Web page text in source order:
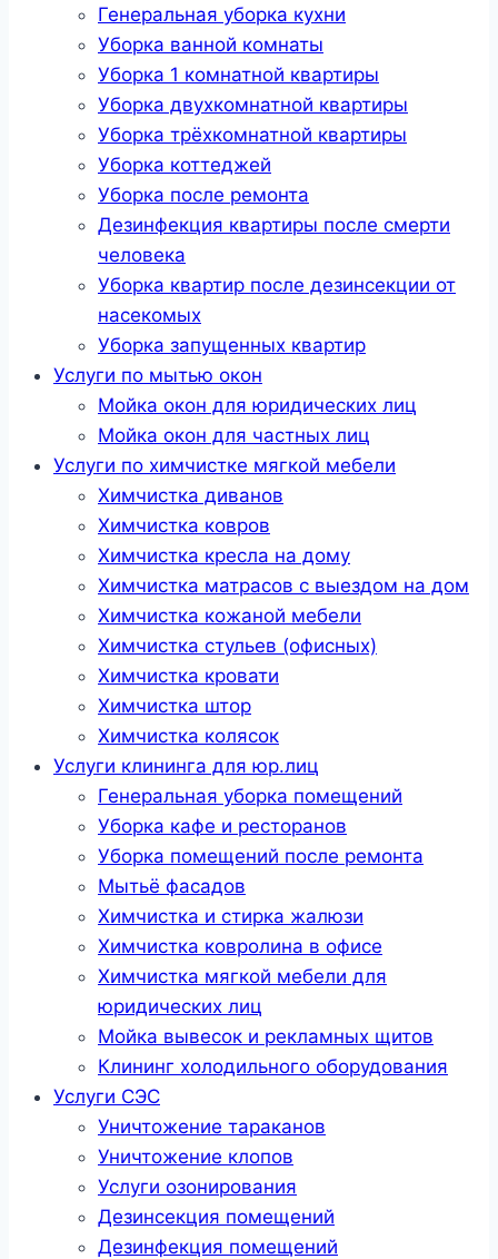
Генеральная уборка кухни
Уборка ванной комнаты
Уборка 1 комнатной квартиры
Уборка двухкомнатной квартиры
Уборка трёхкомнатной квартиры
Уборка коттеджей
Уборка после ремонта
Дезинфекция квартиры после смерти
человека
Уборка квартир после дезинсекции от
насекомых
Уборка запущенных квартир
Услуги по мытью окон
Мойка окон для юридических лиц
Мойка окон для частных лиц
Услуги по химчистке мягкой мебели
Химчистка диванов
Химчистка ковров
Химчистка кресла на дому
Химчистка матрасов с выездом на дом
Химчистка кожаной мебели
Химчистка стульев (офисных)
Химчистка кровати
Химчистка штор
Химчистка колясок
Услуги клининга для юр.лиц
Генеральная уборка помещений
Уборка кафе и ресторанов
Уборка помещений после ремонта
Мытьё фасадов
Химчистка и стирка жалюзи
Химчистка ковролина в офисе
Химчистка мягкой мебели для
юридических лиц
Мойка вывесок и рекламных щитов
Клининг холодильного оборудования
Услуги СЭС
Уничтожение тараканов
Уничтожение клопов
Услуги озонирования
Дезинсекция помещений
Дезинфекция помещений